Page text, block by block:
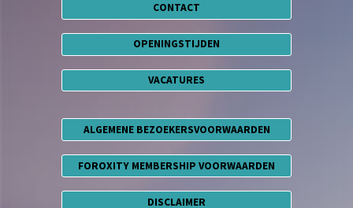
CONTACT
OPENINGSTIJDEN
VACATURES
ALGEMENE BEZOEKERSVOORWAARDEN
FOROXITY MEMBERSHIP VOORWAARDEN
DISCLAIMER